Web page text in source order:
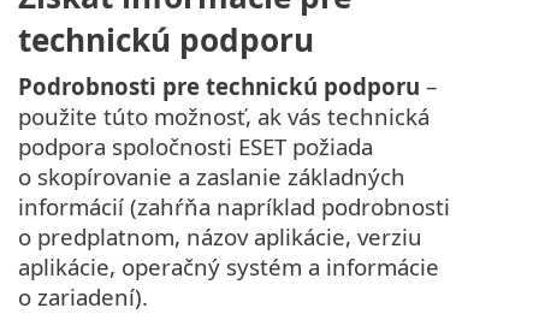
technickú podporu
Podrobnosti pre technickú podporu –
použite túto možnosť, ak vás technická
podpora spoločnosti ESET požiada
o skopírovanie a zaslanie základných
informácií (zahŕňa napríklad podrobnosti
o predplatnom, názov aplikácie, verziu
aplikácie, operačný systém a informácie
o zariadení).